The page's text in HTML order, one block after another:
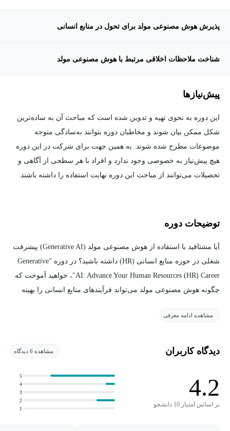
پذیرش هوش مصنوعی مولد برای تحول در منابع انسانی
شناخت ملاحظات اخلاقی مرتبط با هوش مصنوعی مولد
پیش‌نیاز‌ها
این دوره به نحوی تهیه و تدوین شده است که مباحث آن به ساده‌ترین
شکل ممکن بیان شوند و مخاطبان دوره بتوانند به‌سادگی متوجه
موضوعات مطرح شده شوند. به همین جهت برای شرکت در این دوره
هیچ پیش‌نیاز به خصوصی وجود ندارد و افراد با هر سطحی از آگاهی و
تحصیلات می‌توانند از مباحث این دوره نهایت استفاده را داشته باشند.
توضیحات دوره
آیا مشتاقید با استفاده از هوش مصنوعی مولد (Generative AI) پیشرفت
شغلی در حوزه منابع انسانی (HR) داشته باشید؟ در دوره "Generative
AI: Advance Your Human Resources (HR) Career"، خواهید آموخت که
چگونه هوش مصنوعی مولد می‌تواند فرآیندهای منابع انسانی را بهینه
بررسی اهمیت، تأثیر و کاربردهای هوش مصنوعی مولد در حوزه منابع
این دوره نشان می‌دهد که چگونه هوش مصنوعی مولد می‌تواند وظایف
کلیدی منابع انسانی مانند استخدام، ورود کارکنان جدید، آموزش و
مدیریت عملکرد را ساده‌تر کند. همچنین ابزارها و پلتفرم‌های رایج هوش
مشاهده ادامه معرفی
دیدگاه کاربران مشاهده 6 دیدگاه
4.2
بر اساس امتیاز 10 دانشجو
1
2
3
4
5